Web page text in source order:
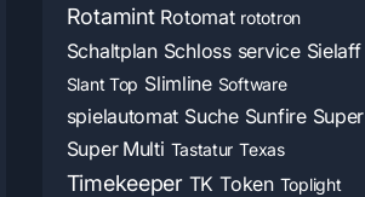
Rotamint Rotomat rototron
Schaltplan Schloss service Sielaff
Slant Top Slimline Software
spielautomat Suche Sunfire Super
Super Multi Tastatur Texas
Timekeeper TK Token Toplight